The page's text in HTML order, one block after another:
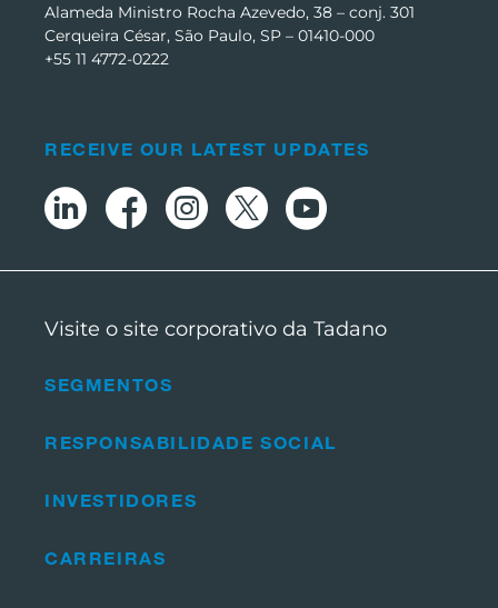
Alameda Ministro Rocha Azevedo, 38 – conj. 301
Cerqueira César, São Paulo, SP – 01410-000
+55 11 4772-0222
SEGMENTOS
RESPONSABILIDADE SOCIAL
INVESTIDORES
CARREIRAS
RECEIVE OUR LATEST UPDATES
Visite o site corporativo da Tadano